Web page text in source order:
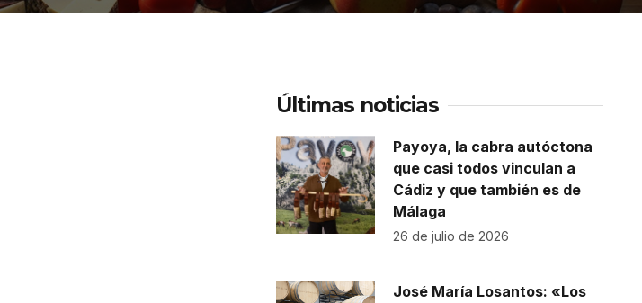
Últimas noticias
Payoya, la cabra autóctona
que casi todos vinculan a
Cádiz y que también es de
Málaga
26 de julio de 2026
José María Losantos: «Los